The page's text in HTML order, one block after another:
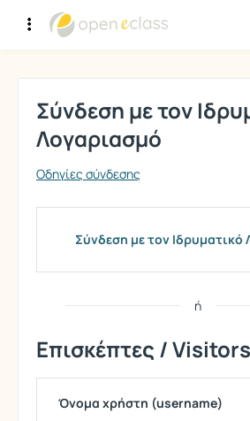
Σύνδεση
Σύνδεση με τον
Λογαριασμό
Οδηγίες σύνδεσης
Σύνδεση με τον Ιδρυματικό
ή
Επισκέπτες / Visitors
Όνομα χρήστη (username)